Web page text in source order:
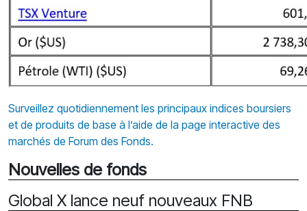
Surveillez quotidiennement les principaux indices boursiers
et de produits de base à l’aide de la page interactive des
marchés de Forum des Fonds.
Nouvelles de fonds
Global X lance neuf nouveaux FNB